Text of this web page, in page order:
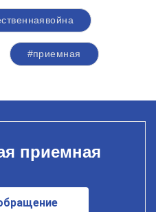
#приемная
приемная